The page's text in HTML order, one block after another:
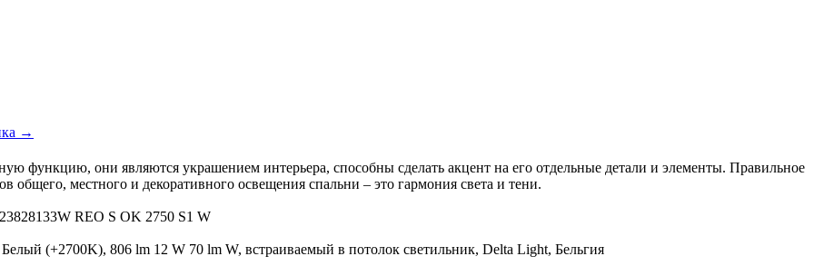
→
функцию, они являются украшением интерьера, способны сделать акцент на его отдельные детали и элементы. Правильное
общего, местного и декоративного освещения спальни – это гармония света и тени.
REO S OK 2750 S1 W
(+2700K), 806 lm 12 W 70 lm W, встраиваемый в потолок светильник, Delta Light, Бельгия